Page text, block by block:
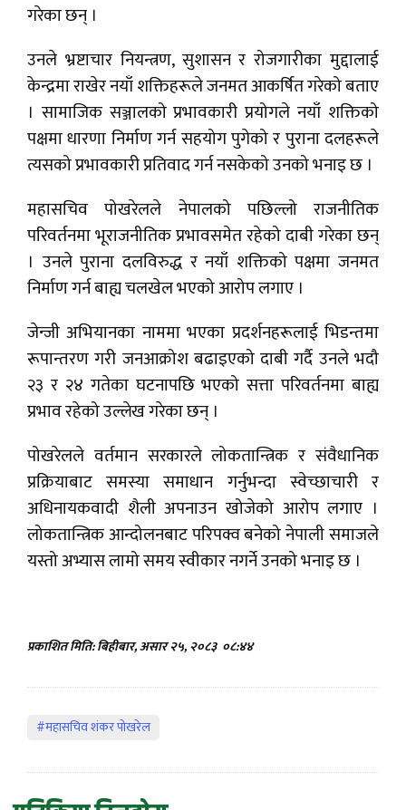
गरेका छन् ।
उनले भ्रष्टाचार नियन्त्रण, सुशासन र रोजगारीका मुद्दालाई
केन्द्रमा राखेर नयाँ शक्तिहरूले जनमत आकर्षित गरेको बताए
। सामाजिक सञ्जालको प्रभावकारी प्रयोगले नयाँ शक्तिको
पक्षमा धारणा निर्माण गर्न सहयोग पुगेको र पुराना दलहरूले
त्यसको प्रभावकारी प्रतिवाद गर्न नसकेको उनको भनाइ छ ।
महासचिव पोखरेलले नेपालको पछिल्लो राजनीतिक
परिवर्तनमा भूराजनीतिक प्रभावसमेत रहेको दाबी गरेका छन्
। उनले पुराना दलविरुद्ध र नयाँ शक्तिको पक्षमा जनमत
निर्माण गर्न बाह्य चलखेल भएको आरोप लगाए ।
जेन्जी अभियानका नाममा भएका प्रदर्शनहरूलाई भिडन्तमा
रूपान्तरण गरी जनआक्रोश बढाइएको दाबी गर्दै उनले भदौ
२३ र २४ गतेका घटनापछि भएको सत्ता परिवर्तनमा बाह्य
प्रभाव रहेको उल्लेख गरेका छन् ।
पोखरेलले वर्तमान सरकारले लोकतान्त्रिक र संवैधानिक
प्रक्रियाबाट समस्या समाधान गर्नुभन्दा स्वेच्छाचारी र
अधिनायकवादी शैली अपनाउन खोजेको आरोप लगाए ।
लोकतान्त्रिक आन्दोलनबाट परिपक्व बनेको नेपाली समाजले
यस्तो अभ्यास लामो समय स्वीकार नगर्ने उनको भनाइ छ ।
प्रकाशित मिति: बिहीबार, असार २५, २०८३ ०८:४४
#महासचिव शंकर पोखरेल